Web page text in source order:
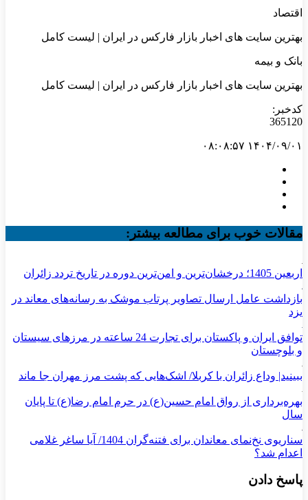
اقتصاد
بهترین سایت‌ های اخبار بازار فارکس در ایران | لیست کامل
بانک و بیمه
بهترین سایت‌ های اخبار بازار فارکس در ایران | لیست کامل
کدخبر:
365120
۱۴۰۴/۰۹/۰۱ ۰۸:۰۸:۵۷
مقالات خوب برای مطالعه بیشتر:
اربعین 1405؛ درخشان‌ترین و امن‌ترین دوره در تاریخ تردد زائران
بازداشت عامل ارسال تصاویر پرتاب موشک به رسانه‌های معاند در
یزد
توافق ایران و پاکستان برای تجارت 24 ساعته در مرزهای سیستان
و بلوچستان
ببینید| وداع زائران با کربلا/ اشک‌هایی که پشت مرز مهران جا ماند
بهره‌برداری از رواق امام حسین(ع) در حرم امام رضا(ع) تا پایان
سال
سناریوی نخ‌نمای معاندان برای ‌فتنه‌گران 1404/ آیا ساغر غلامی
اعدام شد؟
پاسخ دادن